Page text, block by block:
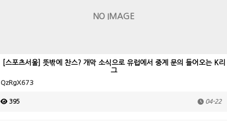
NO IMAGE
[스포츠서울] 뜻밖에 찬스? 개막 소식으로 유럽에서 중계 문의 들어오는 K리
그
QzRgX673
395 04-22